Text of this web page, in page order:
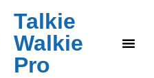
Talkie
Walkie
Pro